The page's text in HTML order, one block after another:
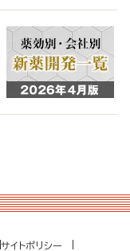
サイトポリシー